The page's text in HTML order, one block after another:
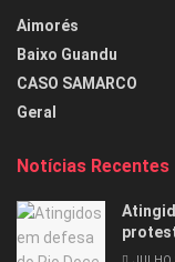
Aimorés
Baixo Guandu
CASO SAMARCO
Geral
Notícias Recentes